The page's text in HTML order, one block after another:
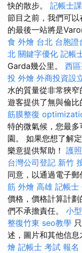
快的散步。 記帳士
節目之前，我們可
的最後一站將是
食 外燴 台北 台胞證
北 關鍵字優化 記帳
Garda幾公里。 西
投 外燴 外商投資設
水的質量從非常狹
遊客提供了無與倫比
筋膜整復
特的微氣候，您最
園。 如果您想了解
樂意提供幫助！ 護
台灣公司登記 新竹
同意，以通過電子郵
筋 外燴 高雄 記帳士
價格，價格計算計
們不承擔責任。 小
整復竹東 seo教學
述，圖片和其他信息
燴 記帳士 考試 報名